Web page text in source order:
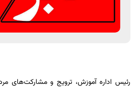
رئیس اداره آموزش، ترویج و مشارکت‌های